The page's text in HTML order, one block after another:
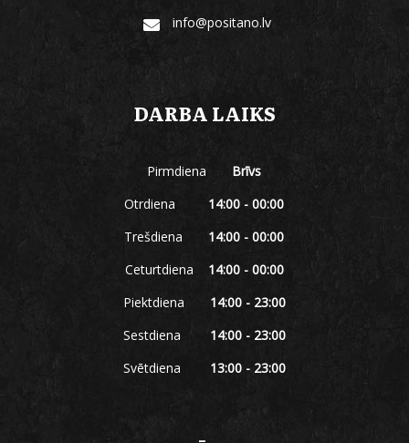
info@positano.lv
DARBA LAIKS
Pirmdiena Brīvs
Otrdiena 14:00 - 00:00
Trešdiena 14:00 - 00:00
Ceturtdiena 14:00 - 00:00
Piektdiena 14:00 - 23:00
Sestdiena 14:00 - 23:00
Svētdiena 13:00 - 23:00